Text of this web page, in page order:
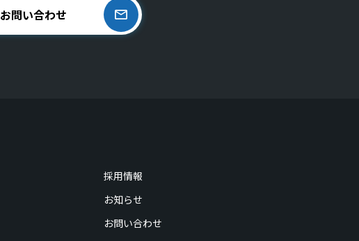
お問い合わせ
採用情報
お知らせ
お問い合わせ